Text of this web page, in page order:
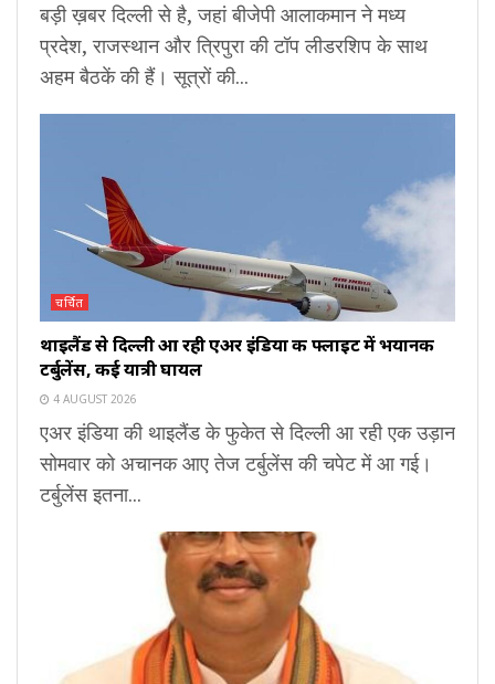
बड़ी ख़बर दिल्ली से है, जहां बीजेपी आलाकमान ने मध्य
प्रदेश, राजस्थान और त्रिपुरा की टॉप लीडरशिप के साथ
अहम बैठकें की हैं। सूत्रों की...
चर्चित
थाइलैंड से दिल्ली आ रही एअर इंडिया की फ्लाइट में भयानक
टर्बुलेंस, कई यात्री घायल
4 AUGUST 2026
एअर इंडिया की थाइलैंड के फुकेत से दिल्ली आ रही एक उड़ान
सोमवार को अचानक आए तेज टर्बुलेंस की चपेट में आ गई।
टर्बुलेंस इतना...